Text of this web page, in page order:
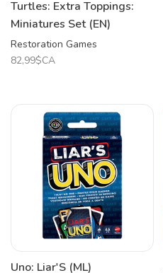
Turtles: Extra Toppings:
Miniatures Set (EN)
Restoration Games
82,99$CA
Uno: Liar'S (ML)